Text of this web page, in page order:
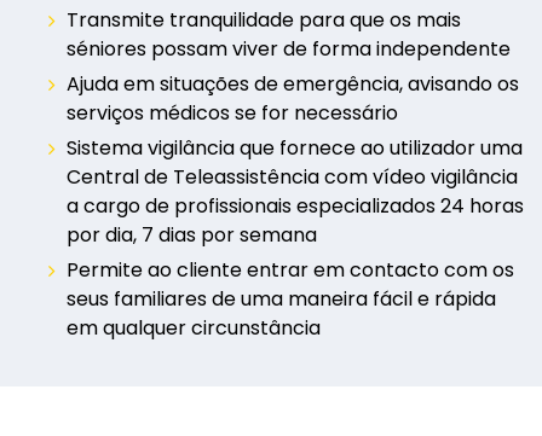
Transmite tranquilidade para que os mais
séniores possam viver de forma independente
Ajuda em situações de emergência, avisando os
serviços médicos se for necessário
Sistema vigilância que fornece ao utilizador uma
Central de Teleassistência com vídeo vigilância
a cargo de profissionais especializados 24 horas
por dia, 7 dias por semana
Permite ao cliente entrar em contacto com os
seus familiares de uma maneira fácil e rápida
em qualquer circunstância